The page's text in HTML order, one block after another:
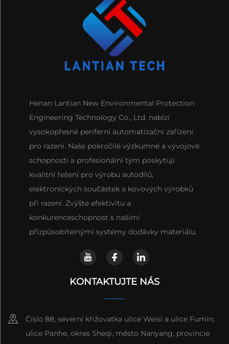
Henan Lantian New Environmental Protection
Engineering Technology Co., Ltd. nabízí
vysokopřesné periferní automatizační zařízení
pro razení. Naše pokročilé výzkumné a vývojové
schopnosti a profesionální tým poskytují
kvalitní řešení pro výrobu autodílů,
elektronických součástek a kovových výrobků
při razení. Zvýšte efektivitu a
konkurenceschopnost s našimi
přizpůsobitelnými systémy dodávky materiálu.
KONTAKTUJTE NÁS
Číslo 88, severní křižovatka ulice Weisi a ulice Fumin,
ulice Panhe, okres Sheqi, město Nanyang, provincie